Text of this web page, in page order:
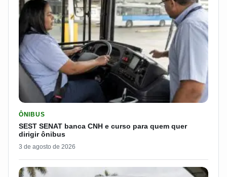
ÔNIBUS
SEST SENAT banca CNH e curso para quem quer
dirigir ônibus
3 de agosto de 2026